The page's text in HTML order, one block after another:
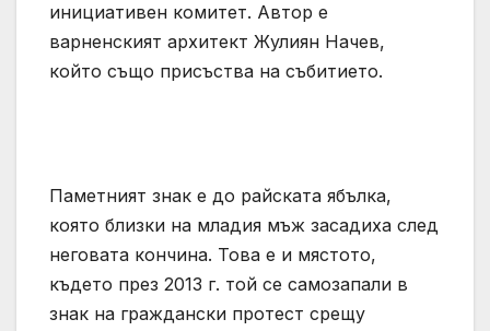
инициативен комитет. Автор е
варненският архитект Жулиян Начев,
който също присъства на събитието.
Паметният знак е до райската ябълка,
която близки на младия мъж засадиха след
неговата кончина. Това е и мястото,
където през 2013 г. той се самозапали в
знак на граждански протест срещу